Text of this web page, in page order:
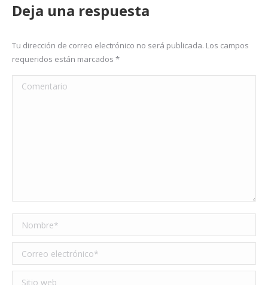
Deja una respuesta
Tu dirección de correo electrónico no será publicada. Los campos
requeridos están marcados *
Comentario
Nombre *
Correo electrónico *
Sitio web